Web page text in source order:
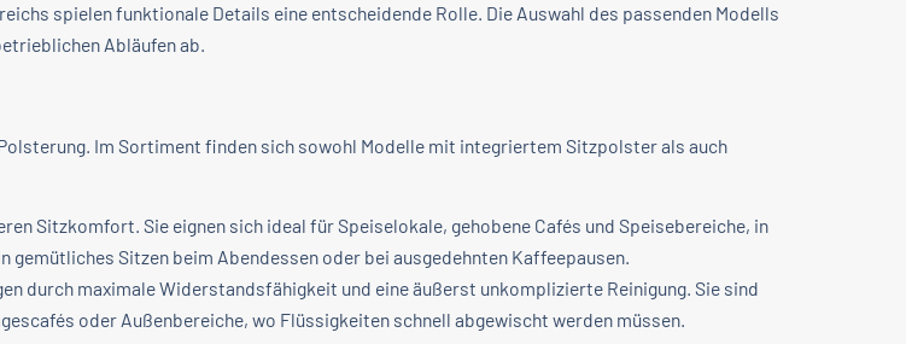
spielen funktionale Details eine entscheidende Rolle. Die Auswahl des passenden Modells
Abläufen ab.
Im Sortiment finden sich sowohl Modelle mit integriertem Sitzpolster als auch
Sitzkomfort. Sie eignen sich ideal für Speiselokale, gehobene Cafés und Speisebereiche, in
Sitzen beim Abendessen oder bei ausgedehnten Kaffeepausen.
durch maximale Widerstandsfähigkeit und eine äußerst unkomplizierte Reinigung. Sie sind
oder Außenbereiche, wo Flüssigkeiten schnell abgewischt werden müssen.